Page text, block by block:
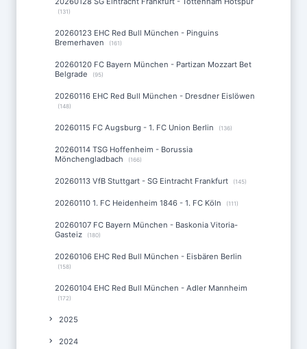
(131)
20260123 EHC Red Bull München - Pinguins
Bremerhaven
(161)
20260120 FC Bayern München - Partizan Mozzart Bet
Belgrade
(95)
20260116 EHC Red Bull München - Dresdner Eislöwen
(148)
20260115 FC Augsburg - 1. FC Union Berlin (136)
20260114 TSG Hoffenheim - Borussia
Mönchengladbach
(166)
20260113 VfB Stuttgart - SG Eintracht Frankfurt (145)
20260110 1. FC Heidenheim 1846 - 1. FC Köln (111)
20260107 FC Bayern München - Baskonia Vitoria-
Gasteiz
(180)
20260106 EHC Red Bull München - Eisbären Berlin
(158)
20260104 EHC Red Bull München - Adler Mannheim
(172)
2025
2024